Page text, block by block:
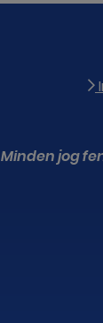
Minden jog